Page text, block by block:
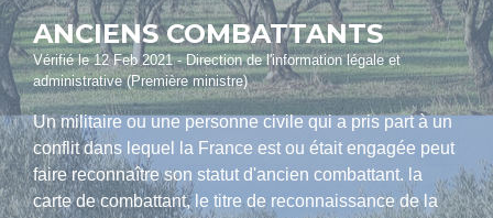
ANCIENS COMBATTANTS
Vérifié le 12 Feb 2021 - Direction de l'information légale et
administrative (Première ministre)
Un militaire ou une personne civile qui a pris part à un
conflit dans lequel la France est ou était engagée peut
faire reconnaître son statut d'ancien combattant. la
carte de combattant, le titre de reconnaissance de la